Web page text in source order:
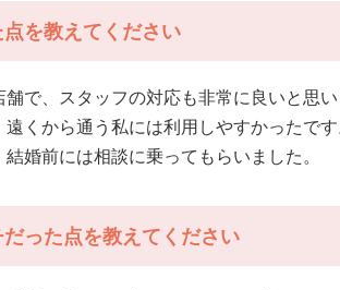
を教えてください
舗で、スタッフの対応も非常に良いと思
遠くから通う私には利用しやすかったで
婚前には相談に乗ってもらいました。
った点を教えてください